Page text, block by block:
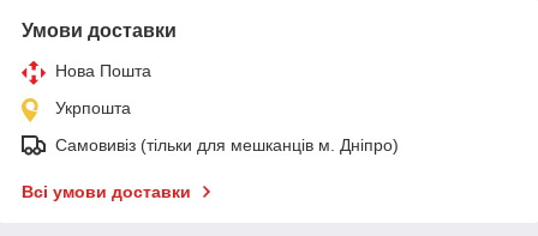
Умови доставки
Нова Пошта
Укрпошта
Самовивіз (тільки для мешканців м. Дніпро)
Всі умови доставки